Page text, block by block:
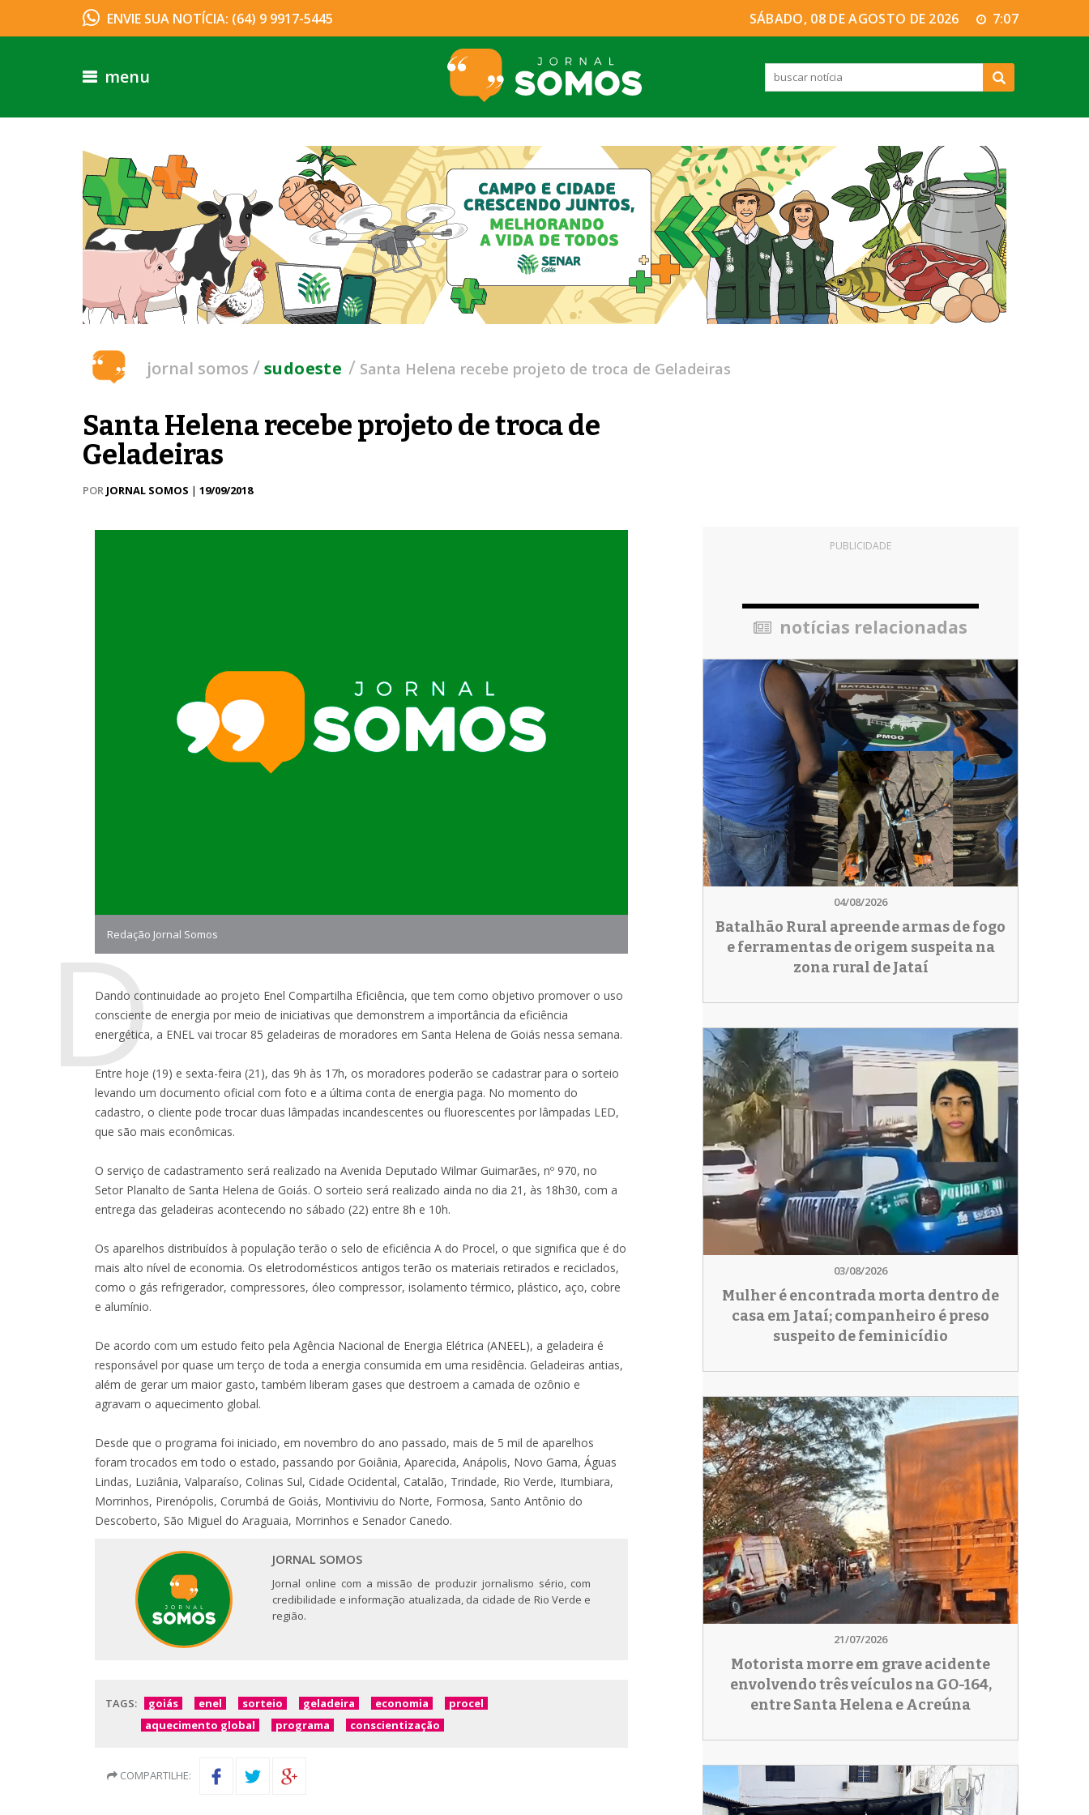
ENVIE SUA NOTÍCIA: (64) 9 9917-5445 SÁBADO, 08 DE AGOSTO DE 2026 7:07
menu
jornal somos /sudoeste / Santa Helena recebe projeto de troca de Geladeiras
Santa Helena recebe projeto de troca de
Geladeiras
POR JORNAL SOMOS | 19/09/2018
Redação Jornal Somos
D
Dando continuidade ao projeto Enel Compartilha Eficiência, que tem como objetivo promover o uso
consciente de energia por meio de iniciativas que demonstrem a importância da eficiência
energética, a ENEL vai trocar 85 geladeiras de moradores em Santa Helena de Goiás nessa semana.
Entre hoje (19) e sexta-feira (21), das 9h às 17h, os moradores poderão se cadastrar para o sorteio
levando um documento oficial com foto e a última conta de energia paga. No momento do
cadastro, o cliente pode trocar duas lâmpadas incandescentes ou fluorescentes por lâmpadas LED,
que são mais econômicas.
O serviço de cadastramento será realizado na Avenida Deputado Wilmar Guimarães, nº 970, no
Setor Planalto de Santa Helena de Goiás. O sorteio será realizado ainda no dia 21, às 18h30, com a
entrega das geladeiras acontecendo no sábado (22) entre 8h e 10h.
Os aparelhos distribuídos à população terão o selo de eficiência A do Procel, o que significa que é do
mais alto nível de economia. Os eletrodomésticos antigos terão os materiais retirados e reciclados,
como o gás refrigerador, compressores, óleo compressor, isolamento térmico, plástico, aço, cobre
e alumínio.
De acordo com um estudo feito pela Agência Nacional de Energia Elétrica (ANEEL), a geladeira é
responsável por quase um terço de toda a energia consumida em uma residência. Geladeiras antias,
além de gerar um maior gasto, também liberam gases que destroem a camada de ozônio e
agravam o aquecimento global.
Desde que o programa foi iniciado, em novembro do ano passado, mais de 5 mil de aparelhos
foram trocados em todo o estado, passando por Goiânia, Aparecida, Anápolis, Novo Gama, Águas
Lindas, Luziânia, Valparaíso, Colinas Sul, Cidade Ocidental, Catalão, Trindade, Rio Verde, Itumbiara,
Morrinhos, Pirenópolis, Corumbá de Goiás, Montiviviu do Norte, Formosa, Santo Antônio do
Descoberto, São Miguel do Araguaia, Morrinhos e Senador Canedo.
JORNAL SOMOS
Jornal online com a missão de produzir jornalismo sério, com
credibilidade e informação atualizada, da cidade de Rio Verde e
região.
TAGS: goiás enel sorteio geladeira economia
procel
aquecimento global
programa conscientização
COMPARTILHE:
PUBLICIDADE
notícias relacionadas
04/08/2026
Batalhão Rural apreende armas de fogo
e ferramentas de origem suspeita na
zona rural de Jataí
03/08/2026
Mulher é encontrada morta dentro de
casa em Jataí; companheiro é preso
suspeito de feminicídio
21/07/2026
Motorista morre em grave acidente
envolvendo três veículos na GO-164,
entre Santa Helena e Acreúna